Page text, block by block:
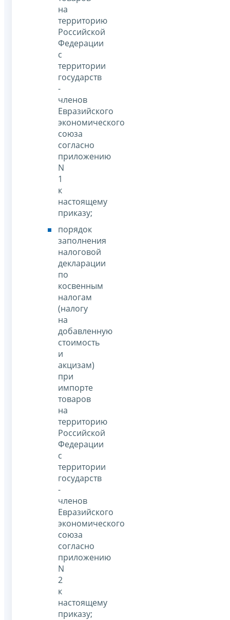
на
территорию
Российской
Федерации
с
территории
государств
-
членов
Евразийского
экономического
союза
согласно
приложению
N
1
к
настоящему
приказу;
порядок
заполнения
налоговой
декларации
по
косвенным
налогам
(налогу
на
добавленную
стоимость
и
акцизам)
при
импорте
товаров
на
территорию
Российской
Федерации
с
территории
государств
-
членов
Евразийского
экономического
союза
согласно
приложению
N
2
к
настоящему
приказу;